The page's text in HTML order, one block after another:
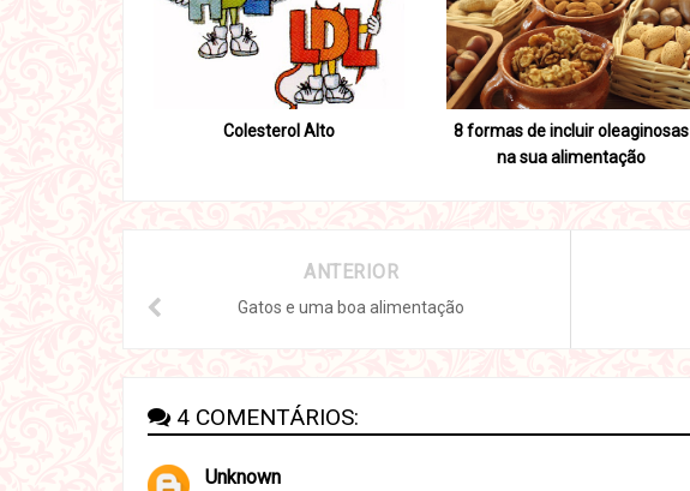
Colesterol Alto
8 formas de incluir oleaginosas
na sua alimentação
ANTERIOR
Gatos e uma boa alimentação
4 COMENTÁRIOS:
Unknown